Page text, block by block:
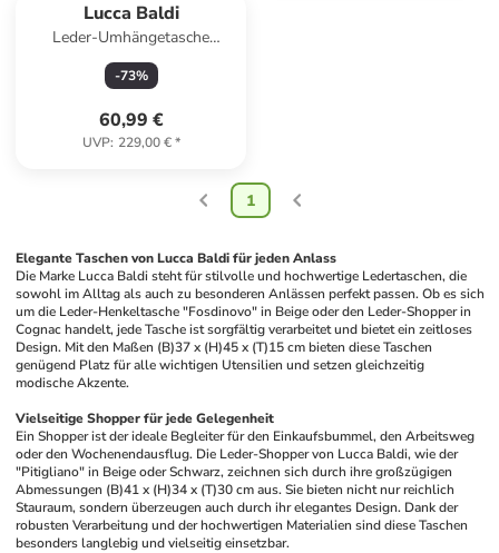
Lucca Baldi
Leder-Umhängetasche
"Favara" in Weiß - (B)24 x
(H)19 x (T)7 cm
-73%
60,99 €
UVP: 229,00 €*
1
Elegante Taschen von Lucca Baldi für jeden Anlass
Die Marke Lucca Baldi steht für stilvolle und hochwertige Ledertaschen, die
sowohl im Alltag als auch zu besonderen Anlässen perfekt passen. Ob es sich
um die Leder-Henkeltasche "Fosdinovo" in Beige oder den Leder-Shopper in
Cognac handelt, jede Tasche ist sorgfältig verarbeitet und bietet ein zeitloses
Design. Mit den Maßen (B)37 x (H)45 x (T)15 cm bieten diese Taschen
genügend Platz für alle wichtigen Utensilien und setzen gleichzeitig
modische Akzente.
Vielseitige Shopper für jede Gelegenheit
Ein Shopper ist der ideale Begleiter für den Einkaufsbummel, den Arbeitsweg
oder den Wochenendausflug. Die Leder-Shopper von Lucca Baldi, wie der
"Pitigliano" in Beige oder Schwarz, zeichnen sich durch ihre großzügigen
Abmessungen (B)41 x (H)34 x (T)30 cm aus. Sie bieten nicht nur reichlich
Stauraum, sondern überzeugen auch durch ihr elegantes Design. Dank der
robusten Verarbeitung und der hochwertigen Materialien sind diese Taschen
besonders langlebig und vielseitig einsetzbar.